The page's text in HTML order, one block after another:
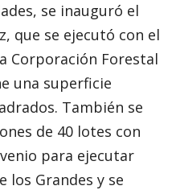
se inauguró el
que se ejecutó con el
Corporación Forestal
una superficie
También se
de 40 lotes con
para ejecutar
los Grandes y se